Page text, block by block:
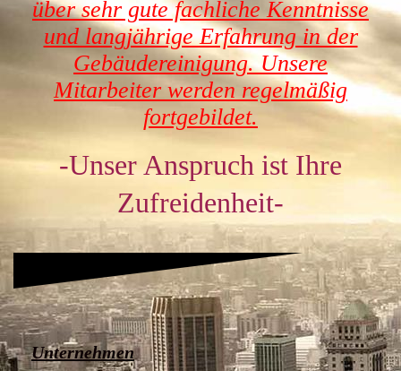
über sehr gute fachliche Kenntnisse
und langjährige Erfahrung in der
Gebäudereinigung. Unsere
Mitarbeiter werden regelmäßig
fortgebildet.
-UnserAnspruch ist Ihre
Zufreidenheit-
Unternehmen